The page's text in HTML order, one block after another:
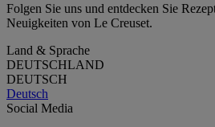
Folgen Sie uns und entdecken Sie
Neuigkeiten von Le Creuset.
Land & Sprache
DEUTSCHLAND
DEUTSCH
Deutsch
Social Media